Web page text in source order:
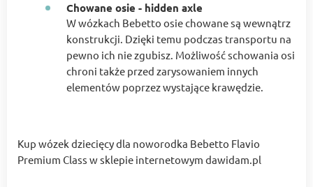
Chowane osie - hidden axle
W wózkach Bebetto osie chowane są wewnątrz
konstrukcji. Dzięki temu podczas transportu na
pewno ich nie zgubisz. Możliwość schowania osi
chroni także przed zarysowaniem innych
elementów poprzez wystające krawędzie.
Kup wózek dziecięcy dla noworodka Bebetto Flavio
Premium Class w sklepie internetowym dawidam.pl